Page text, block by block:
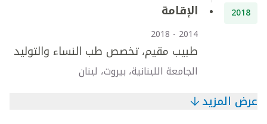
2018 الإقامة
2014 - 2018
طبيب مقيم، تخصص طب النساء والتوليد
الجامعة اللبنانية، بيروت، لبنان
عرض المزيد